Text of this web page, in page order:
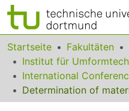
Bereiche & Sammlungen
Das gesamte Repositorium
Statistiken
Startseite Fakultäten